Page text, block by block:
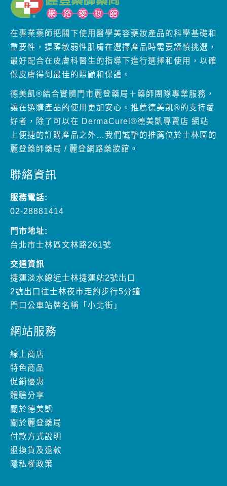
在專業藥師把關下使用醫學美容藥妝產品的科學基礎和
重要性，提醒敏弱性肌膚在選擇產品時需要謹慎挑選，
最好配合在皮膚科醫生的指導下進行選擇和使用，以確
保皮膚得到最佳的照顧和保護。
德美凱®結合實體門市麗登藥局＋藥師團隊專業服務，
讓在選購產品的使用更加安心。推薦德美凱®的支持愛
好者，除了可以在 DermaCurel®德美凱專賣店 網站
上便捷的訂購產品之外…我們誠摯的推薦位於士林區的
麗登藥師藥局 / 麗登網路藥妝館。
聯絡資訊
服務電話:
02-28881414
門市地址:
台北市士林區文林路261號
交通資訊
捷運淡水線近士林捷運站2號出口
2號出口往士林夜市走約步行5分鐘
門口公車站牌名稱「小北街」
網站服務
線上商店
特色商品
促銷優惠
體驗分享
關於德美凱
關於麗登藥局
付款方式說明
退換貨及退款
隱私權政策